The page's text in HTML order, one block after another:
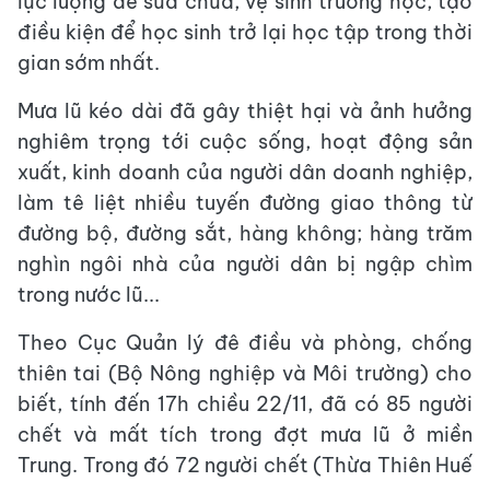
điều kiện để học sinh trở lại học tập trong thời
gian sớm nhất.
Mưa lũ kéo dài đã gây thiệt hại và ảnh hưởng
nghiêm trọng tới cuộc sống, hoạt động sản
xuất, kinh doanh của người dân doanh nghiệp,
làm tê liệt nhiều tuyến đường giao thông từ
đường bộ, đường sắt, hàng không; hàng trăm
nghìn ngôi nhà của người dân bị ngập chìm
trong nước lũ...
Theo Cục Quản lý đê điều và phòng, chống
thiên tai (Bộ Nông nghiệp và Môi trường) cho
biết, tính đến 17h chiều 22/11, đã có 85 người
chết và mất tích trong đợt mưa lũ ở miền
Trung. Trong đó 72 người chết (Thừa Thiên Huế